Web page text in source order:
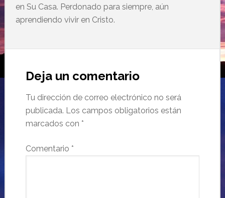
en Su Casa. Perdonado para siempre, aún
aprendiendo vivir en Cristo.
Deja un comentario
Tu dirección de correo electrónico no será
publicada. Los campos obligatorios están
marcados con *
Comentario *